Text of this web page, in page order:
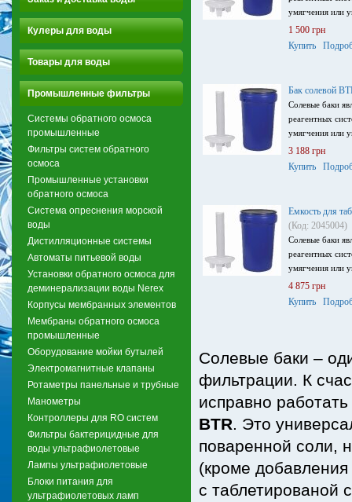
Кулеры для воды
Товары для воды
Промышленные фильтры
Системы обратного осмоса
промышленные
Фильтры систем обратного
осмоса
Промышленные установки
обратного осмоса
Система опреснения морской
воды
Дистилляционные системы
Автоматы питьевой воды
Установки обратного осмоса для
деминерализации воды Nerex
Корпусы мембранных элементов
Мембраны обратного осмоса
промышленные
Оборудование мойки бутылей
Электромагнитные клапаны
Ротаметры панельные и трубные
Манометры
Контроллеры для RO систем
Фильтры бактерицидные для
воды ультрафиолетовые
Лампы ультрафиолетовые
Блоки питания для
ультрафиолетовых ламп
умягчения или
1 500 грн
Купить
Бак солевой
Солевые баки
реагентных
умягчения или
3 188 грн
Купить
Емкость для
(Код: 2045004)
Солевые баки
реагентных
умягчения или
4 875 грн
Купить
Солевые баки –
фильтрации. К
исправно
BTR. Это
поваренной соли,
(кроме
с таблетированой